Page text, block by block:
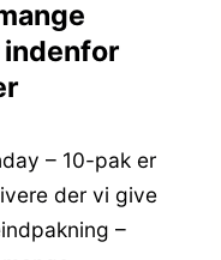
– 10-pak er
der vi give
–